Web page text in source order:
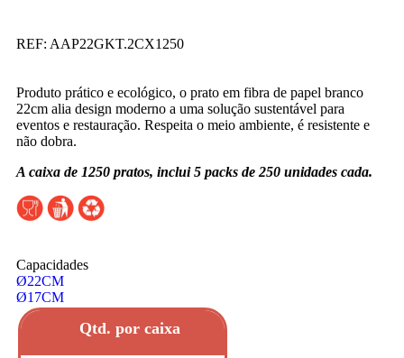
REF: AAP22GKT.2CX1250
Produto prático e ecológico, o prato em fibra de papel branco
22cm alia design moderno a uma solução sustentável para
eventos e restauração. Respeita o meio ambiente, é resistente e
não dobra.
A caixa de 1250 pratos, inclui 5 packs de 250 unidades cada.
Capacidades
Ø22CM
Ø17CM
Qtd. por caixa